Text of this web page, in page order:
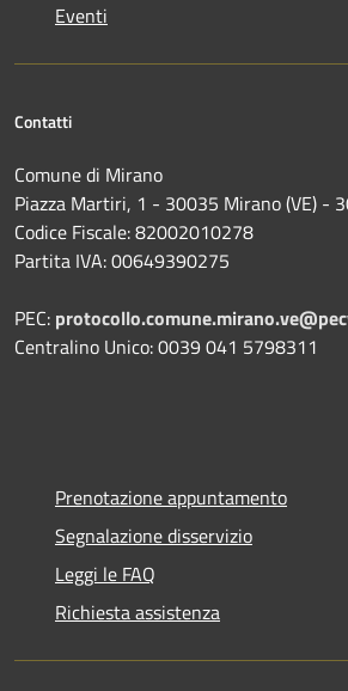
Eventi
Contatti
Comune di Mirano
Piazza Martiri, 1 - 30035 Mirano (VE) -
Codice Fiscale: 82002010278
Partita IVA: 00649390275
PEC:
Centralino Unico: 0039 041 5798311
Prenotazione appuntamento
Segnalazione disservizio
Leggi le FAQ
Richiesta assistenza